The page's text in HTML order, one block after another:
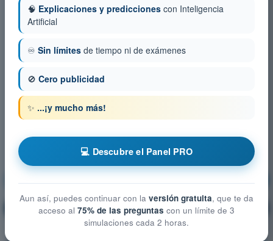
Masa y Centrado ¡Entrenamiento!
🔒 PRO Explicación de la pregunta
🧠 Explicaciones y predicciones con Inteligencia
Artificial
♾️ Sin límites de tiempo ni de exámenes
🚫 Cero publicidad
✨ ...¡y mucho más!
💻 Descubre el Panel PRO
Aun así, puedes continuar con la versión gratuita, que te da
acceso al 75% de las preguntas con un límite de 3
simulaciones cada 2 horas.